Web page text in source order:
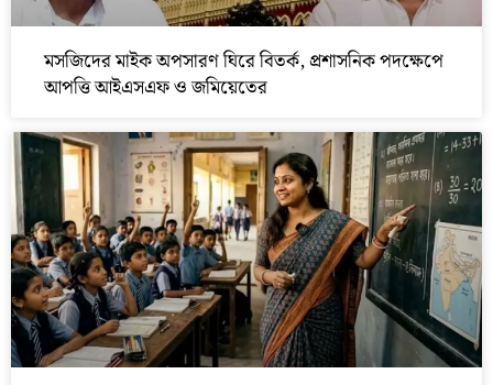
মসজিদের মাইক অপসারণ ঘিরে বিতর্ক, প্রশাসনিক পদক্ষেপে
আপত্তি আইএসএফ ও জমিয়েতের